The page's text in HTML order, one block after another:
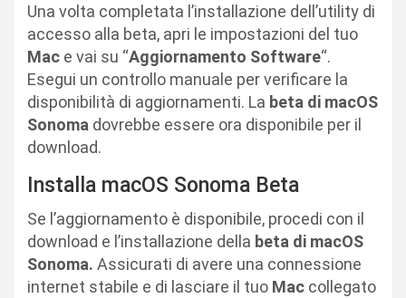
Una volta completata l’installazione dell’utility di
accesso alla beta, apri le impostazioni del tuo
Mac e vai su “Aggiornamento Software“.
Esegui un controllo manuale per verificare la
disponibilità di aggiornamenti. La beta di macOS
Sonoma dovrebbe essere ora disponibile per il
download.
Installa macOS Sonoma Beta
Se l’aggiornamento è disponibile, procedi con il
download e l’installazione della beta di macOS
Sonoma. Assicurati di avere una connessione
internet stabile e di lasciare il tuo Mac collegato